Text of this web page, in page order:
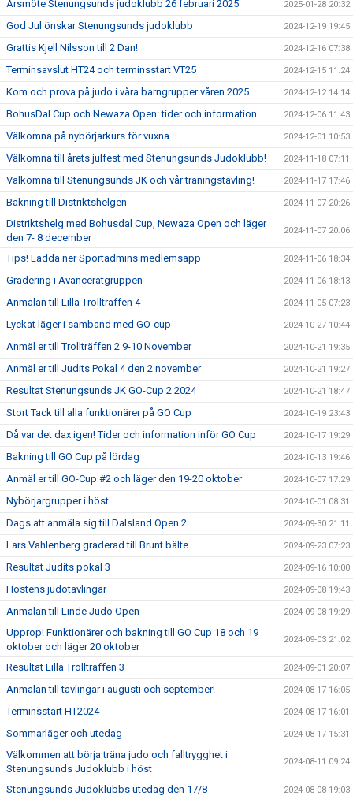
Årsmöte Stenungsunds judoklubb 26 februari 2025 2025-01-28 20:32
God Jul önskar Stenungsunds judoklubb 2024-12-19 19:45
Grattis Kjell Nilsson till 2 Dan! 2024-12-16 07:38
Terminsavslut HT24 och terminsstart VT25 2024-12-15 11:24
Kom och prova på judo i våra barngrupper våren 2025 2024-12-12 14:14
BohusDal Cup och Newaza Open: tider och information 2024-12-06 11:43
Välkomna på nybörjarkurs för vuxna 2024-12-01 10:53
Välkomna till årets julfest med Stenungsunds Judoklubb! 2024-11-18 07:11
Välkomna till Stenungsunds JK och vår träningstävling! 2024-11-17 17:46
Bakning till Distriktshelgen 2024-11-07 20:26
Distriktshelg med Bohusdal Cup, Newaza Open och läger
den 7- 8 december
2024-11-07 20:06
Tips! Ladda ner Sportadmins medlemsapp 2024-11-06 18:34
Gradering i Avanceratgruppen 2024-11-06 18:13
Anmälan till Lilla Trollträffen 4 2024-11-05 07:23
Lyckat läger i samband med GO-cup 2024-10-27 10:44
Anmäl er till Trollträffen 2 9-10 November 2024-10-21 19:35
Anmäl er till Judits Pokal 4 den 2 november 2024-10-21 19:27
Resultat Stenungsunds JK GO-Cup 2 2024 2024-10-21 18:47
Stort Tack till alla funktionärer på GO Cup 2024-10-19 23:43
Då var det dax igen! Tider och information inför GO Cup 2024-10-17 19:29
Bakning till GO Cup på lördag 2024-10-13 19:46
Anmäl er till GO-Cup #2 och läger den 19-20 oktober 2024-10-07 17:29
Nybörjargrupper i höst 2024-10-01 08:31
Dags att anmäla sig till Dalsland Open 2 2024-09-30 21:11
Lars Vahlenberg graderad till Brunt bälte 2024-09-23 07:23
Resultat Judits pokal 3 2024-09-16 10:00
Höstens judotävlingar 2024-09-08 19:43
Anmälan till Linde Judo Open 2024-09-08 19:29
Upprop! Funktionärer och bakning till GO Cup 18 och 19
oktober och läger 20 oktober
2024-09-03 21:02
Resultat Lilla Trollträffen 3 2024-09-01 20:07
Anmälan till tävlingar i augusti och september! 2024-08-17 16:05
Terminsstart HT2024 2024-08-17 16:01
Sommarläger och utedag 2024-08-17 15:31
Välkommen att börja träna judo och falltrygghet i
Stenungsunds Judoklubb i höst
2024-08-11 09:24
Stenungsunds Judoklubbs utedag den 17/8 2024-08-08 19:03